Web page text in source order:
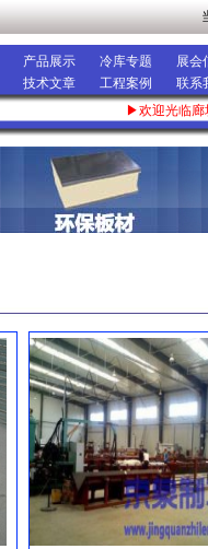
产品展示 冷库专题 展会
技术文章 工程案例
联系
▶欢迎光临廊